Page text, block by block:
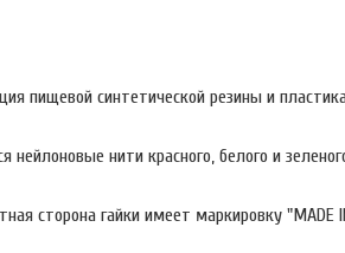
пищевой синтетической резины и
нити красного, белого и
сторона гайки имеет маркировку "MADE